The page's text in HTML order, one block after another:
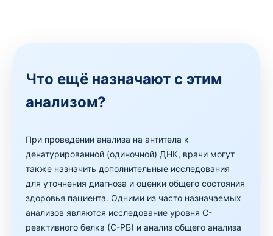
Что ещё назначают с этим
анализом?
При проведении анализа на антитела к
денатурированной (одиночной) ДНК, врачи могут
также назначить дополнительные исследования
для уточнения диагноза и оценки общего состояния
здоровья пациента. Одними из часто назначаемых
анализов являются исследование уровня C-
реактивного белка (С-РБ) и анализ общего анализа